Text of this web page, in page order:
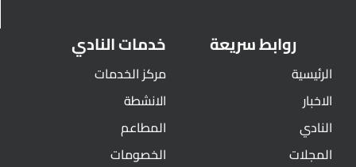
روابط سريعة
الرئيسية
الاخبار
النادي
المجلات
خدمات النادي
مركز الخدمات
الانشطة
المطاعم
الخصومات